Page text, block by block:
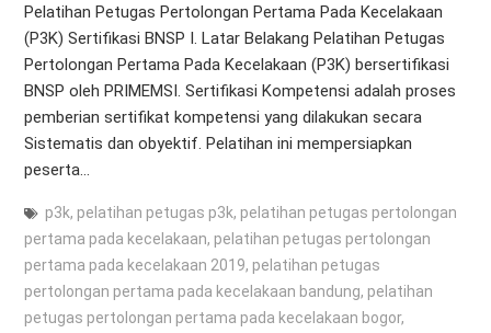
Pelatihan Petugas Pertolongan Pertama Pada Kecelakaan
(P3K) Sertifikasi BNSP I. Latar Belakang Pelatihan Petugas
Pertolongan Pertama Pada Kecelakaan (P3K) bersertifikasi
BNSP oleh PRIMEMSI. Sertifikasi Kompetensi adalah proses
pemberian sertifikat kompetensi yang dilakukan secara
Sistematis dan obyektif. Pelatihan ini mempersiapkan
peserta…
p3k, pelatihan petugas p3k, pelatihan petugas pertolongan
pertama pada kecelakaan, pelatihan petugas pertolongan
pertama pada kecelakaan 2019, pelatihan petugas
pertolongan pertama pada kecelakaan bandung, pelatihan
petugas pertolongan pertama pada kecelakaan bogor,